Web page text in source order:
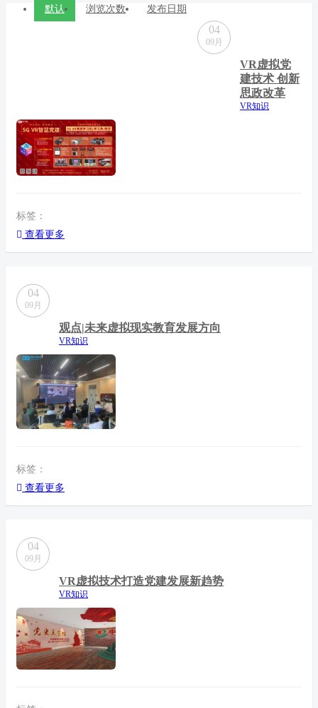
默认 浏览次数 发布日期
04
09月
VR虚拟党
建技术 创新
思政改革
VR知识
标签：
查看更多
04
09月
观点|未来虚拟现实教育发展方向
VR知识
标签：
查看更多
04
09月
VR虚拟技术打造党建发展新趋势
VR知识